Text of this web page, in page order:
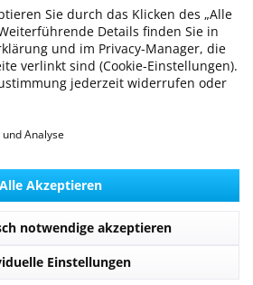
25.08.20 00:00 0 Kommentare
synthetisches Band für
Sie durch das Klicken des „Alle
Details finden Sie in
und im Privacy-Manager, die
verlinkt sind (Cookie-Einstellungen).
jederzeit widerrufen oder
Analyse
Einstellungen
notwendige akzeptieren
Alle Akzeptieren